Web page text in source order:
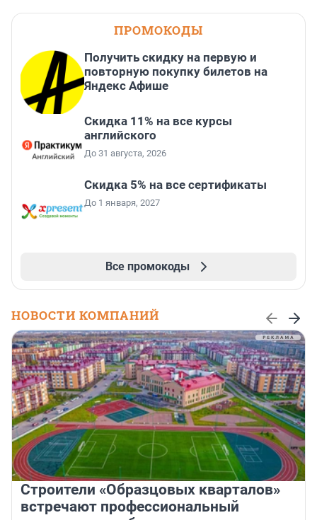
ПРОМОКОДЫ
Получить скидку на первую и
повторную покупку билетов на
Яндекс Афише
Скидка 11% на все курсы
английского
До 31 августа, 2026
Скидка 5% на все сертификаты
До 1 января, 2027
Все промокоды
НОВОСТИ КОМПАНИЙ
Строители «Образцовых кварталов»
встречают профессиональный